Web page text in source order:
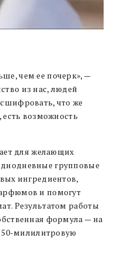
чем ее почерк», —
из нас, людей
что же
есть возможность
для желающих
групповые
ингредиентов,
и помогут
Результатом работы
формула — на
50-милилитровую